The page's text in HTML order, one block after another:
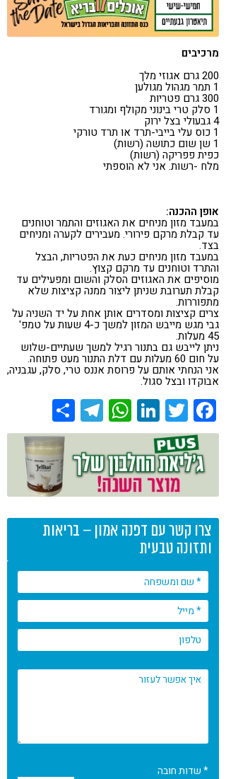
מרכיבים
200 גרם אגוזי מלך
1 תמר מגהול מגולען
300 גרם פטריות
1 סלק טרי בינוני מקולף ומגורד
4 גבעולי בצל ירוק
1 כוס עלי בייבי-תרד או תרד טורקי
1 שן שום כתושה (רשות)
כפית פפריקה (רשות)
מלח -רשות. אני לא הוספתי
אופן ההכנה:
במעבד מזון מניחים את האגוזים והתמר וטוחנים
עד קבלת מרקם פירורי. מעבירים לקערה ומניחים
בצד.
במעבד מזון מניחים כעת את הפטריות, הבצל
והתרד וטוחנים עד מרקם קצוץ.
מוסיפים את האגוזים הסלק והשום ומפעילים עד
קבלת תערובת שניתן ליצור ממנה קציצות שלא
מתפוררות.
צרים קציצות ומסדרים אותן אחת על יד השניה על
גבי מגש מייבש המזון למשך כ-4 שעות על טמפ'
45 מעלות.
ניתן לייבש גם בתנור רגיל למשך שעתיים-שלוש
על חום 60 מעלות עם דלת התנור מעט פתוחה.
אני הנחתי אותם על פרוסת אננס טרי, סלק, עגבניה,
אבוקדו ובצל סגול.
Facebook
Twitter
LinkedIn
WhatsApp
Telegram
צרו קשר עם דפנה אמון – בריאות
ותזונה טבעית
* שדות חובה